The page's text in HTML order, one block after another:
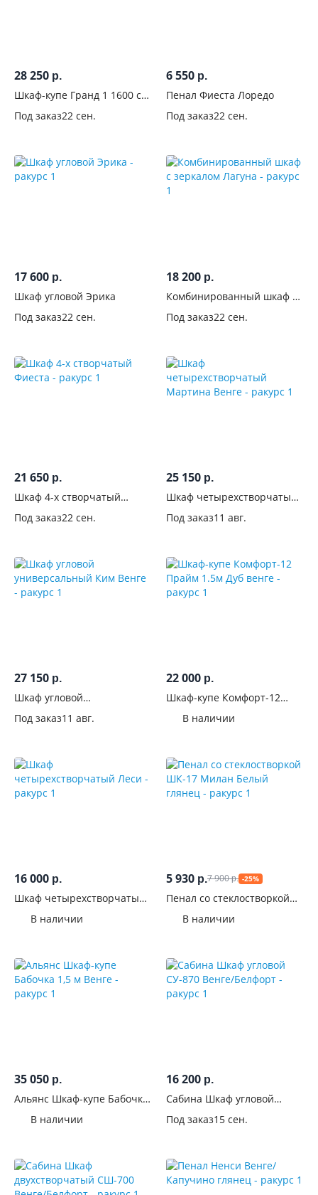
28 250 р.
Шкаф-купе Гранд 1 1600 с
черный
Под заказ22 сен.
6 550 р.
Пенал Фиеста Лоредо
Под заказ22 сен.
17 600 р.
Шкаф угловой Эрика
Под заказ22 сен.
18 200 р.
Комбинированный шкаф с
Под заказ22 сен.
21 650 р.
Шкаф 4-х створчатый
Под заказ22 сен.
25 150 р.
Шкаф четырехстворчатый
Под заказ11 авг.
27 150 р.
Шкаф угловой
Под заказ11 авг.
22 000 р.
Шкаф-купе Комфорт-12
В наличии
16 000 р.
Шкаф четырехстворчатый
В наличии
5 930 р.7 900р. -25%
Пенал со стеклостворкой
глянец
В наличии
35 050 р.
Альянс Шкаф-купе Бабочка
В наличии
16 200 р.
Сабина Шкаф угловой
Под заказ15 сен.